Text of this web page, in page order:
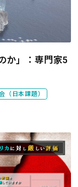
か」：専門家5
（日本課題）